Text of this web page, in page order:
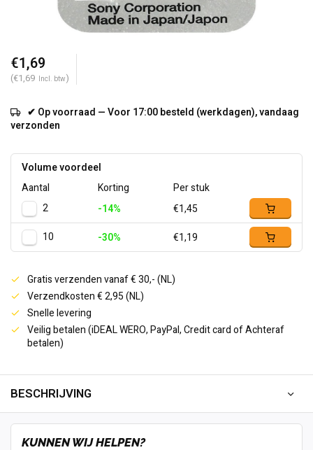
€1,69
(€1,69 Incl. btw)
✔ Op voorraad — Voor 17:00 besteld (werkdagen), vandaag
verzonden
Volume voordeel
Aantal
Korting
Per stuk
2
-14%
€1,45
10
-30% €1,19
Gratis verzenden vanaf € 30,- (NL)
Verzendkosten € 2,95 (NL)
Snelle levering
Veilig betalen (iDEAL WERO, PayPal, Credit card of Achteraf
betalen)
BESCHRIJVING
KUNNEN WIJ HELPEN?